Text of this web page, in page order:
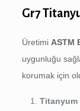
Gr7
Üretimi ASTM
uygunluğu
korumak için
Titanyum